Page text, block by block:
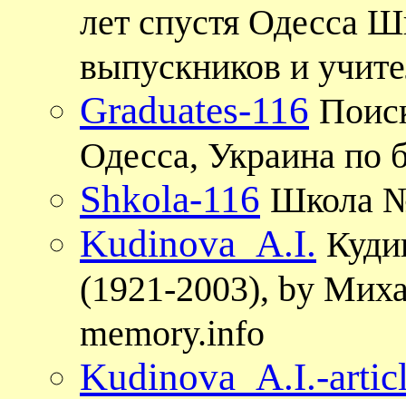
лет спустя Одесса
выпускников и
Graduates-116
Одесса, Украина по
Shkola-116 Школа
Kudinova_A.I.
(1921-2003), by
memory.info
Kudinova_A.I.-